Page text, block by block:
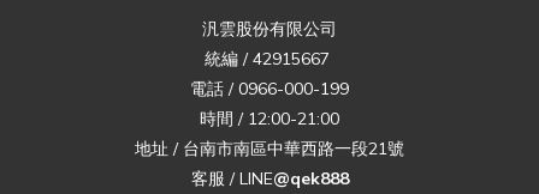
汎雲股份有限公司
統編 / 42915667
電話 / 0966-000-199
時間 / 12:00-21:00
地址 / 台南市南區中華西路一段21號
客服 / LINE@qek888